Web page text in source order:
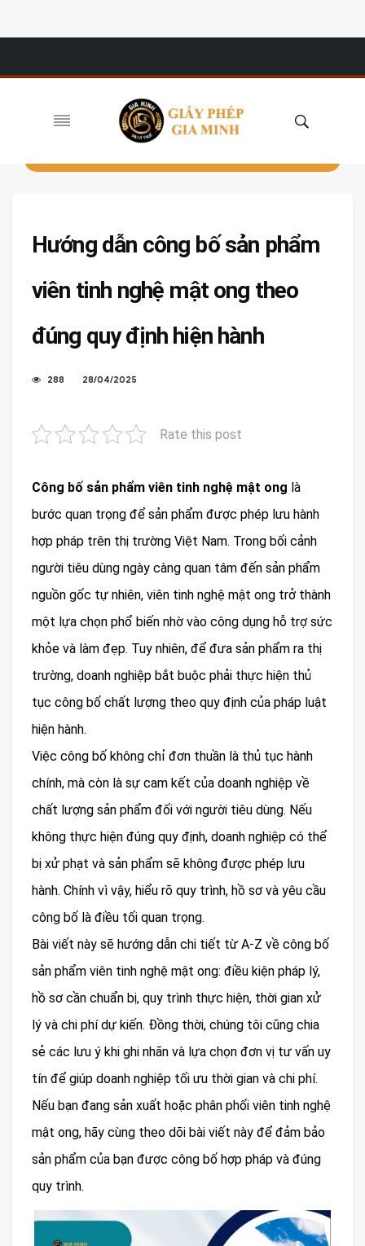
Hướng dẫn công bố sản phẩm
viên tinh nghệ mật ong theo
đúng quy định hiện hành
288 28/04/2025
Rate this post
Công bố sản phẩm viên tinh nghệ mật ong là
bước quan trọng để sản phẩm được phép lưu hành
hợp pháp trên thị trường Việt Nam. Trong bối cảnh
người tiêu dùng ngày càng quan tâm đến sản phẩm
nguồn gốc tự nhiên, viên tinh nghệ mật ong trở thành
một lựa chọn phổ biến nhờ vào công dụng hỗ trợ sức
khỏe và làm đẹp. Tuy nhiên, để đưa sản phẩm ra thị
trường, doanh nghiệp bắt buộc phải thực hiện thủ
tục công bố chất lượng theo quy định của pháp luật
hiện hành.
Việc công bố không chỉ đơn thuần là thủ tục hành
chính, mà còn là sự cam kết của doanh nghiệp về
chất lượng sản phẩm đối với người tiêu dùng. Nếu
không thực hiện đúng quy định, doanh nghiệp có thể
bị xử phạt và sản phẩm sẽ không được phép lưu
hành. Chính vì vậy, hiểu rõ quy trình, hồ sơ và yêu cầu
công bố là điều tối quan trọng.
Bài viết này sẽ hướng dẫn chi tiết từ A-Z về công bố
sản phẩm viên tinh nghệ mật ong: điều kiện pháp lý,
hồ sơ cần chuẩn bị, quy trình thực hiện, thời gian xử
lý và chi phí dự kiến. Đồng thời, chúng tôi cũng chia
sẻ các lưu ý khi ghi nhãn và lựa chọn đơn vị tư vấn uy
tín để giúp doanh nghiệp tối ưu thời gian và chi phí.
Nếu bạn đang sản xuất hoặc phân phối viên tinh nghệ
mật ong, hãy cùng theo dõi bài viết này để đảm bảo
sản phẩm của bạn được công bố hợp pháp và đúng
quy trình.